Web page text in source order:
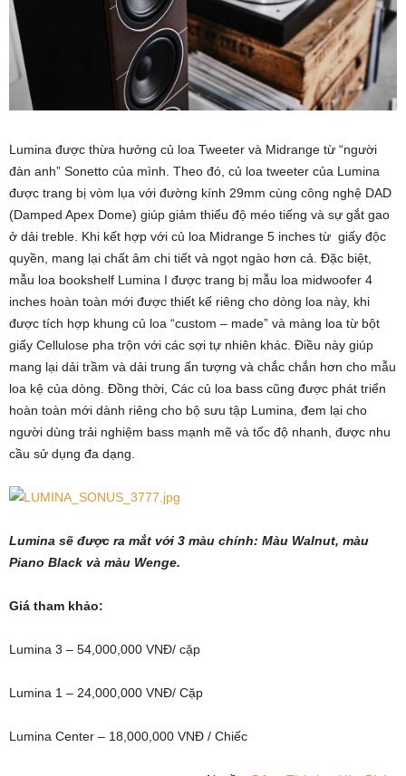
Lumina được thừa hưởng củ loa Tweeter và Midrange từ “người
đàn anh” Sonetto của mình. Theo đó, củ loa tweeter của Lumina
được trang bị vòm lụa với đường kính 29mm cùng công nghệ DAD
(Damped Apex Dome) giúp giảm thiểu độ méo tiếng và sự gắt gao
ở dải treble. Khi kết hợp với củ loa Midrange 5 inches từ giấy độc
quyền, mang lại chất âm chi tiết và ngọt ngào hơn cả. Đặc biệt,
mẫu loa bookshelf Lumina I được trang bị mẫu loa midwoofer 4
inches hoàn toàn mới được thiết kế riêng cho dòng loa này, khi
được tích hợp khung củ loa “custom – made” và màng loa từ bột
giấy Cellulose pha trộn với các sợi tự nhiên khác. Điều này giúp
mang lại dải trầm và dải trung ấn tượng và chắc chắn hơn cho mẫu
loa kệ của dòng. Đồng thời, Các củ loa bass cũng được phát triển
hoàn toàn mới dành riêng cho bộ sưu tập Lumina, đem lại cho
người dùng trải nghiệm bass mạnh mẽ và tốc độ nhanh, được nhu
cầu sử dụng đa dạng.
Lumina sẽ được ra mắt với 3 màu chính: Màu Walnut, màu
Piano Black và màu Wenge.
Giá tham khảo:
Lumina 3 – 54,000,000 VNĐ/ cặp
Lumina 1 – 24,000,000 VNĐ/ Cặp
Lumina Center – 18,000,000 VNĐ / Chiếc